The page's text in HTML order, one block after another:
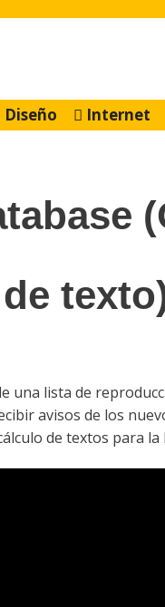
Diseño Internet
una lista de
avisos de los
de textos para la